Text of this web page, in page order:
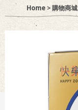
Home >購物商城